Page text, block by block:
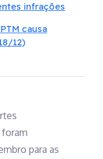
infrações
causa
12)
para as